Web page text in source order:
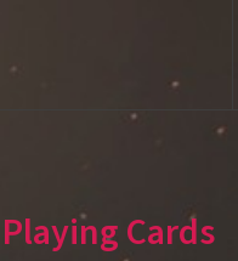
Cards